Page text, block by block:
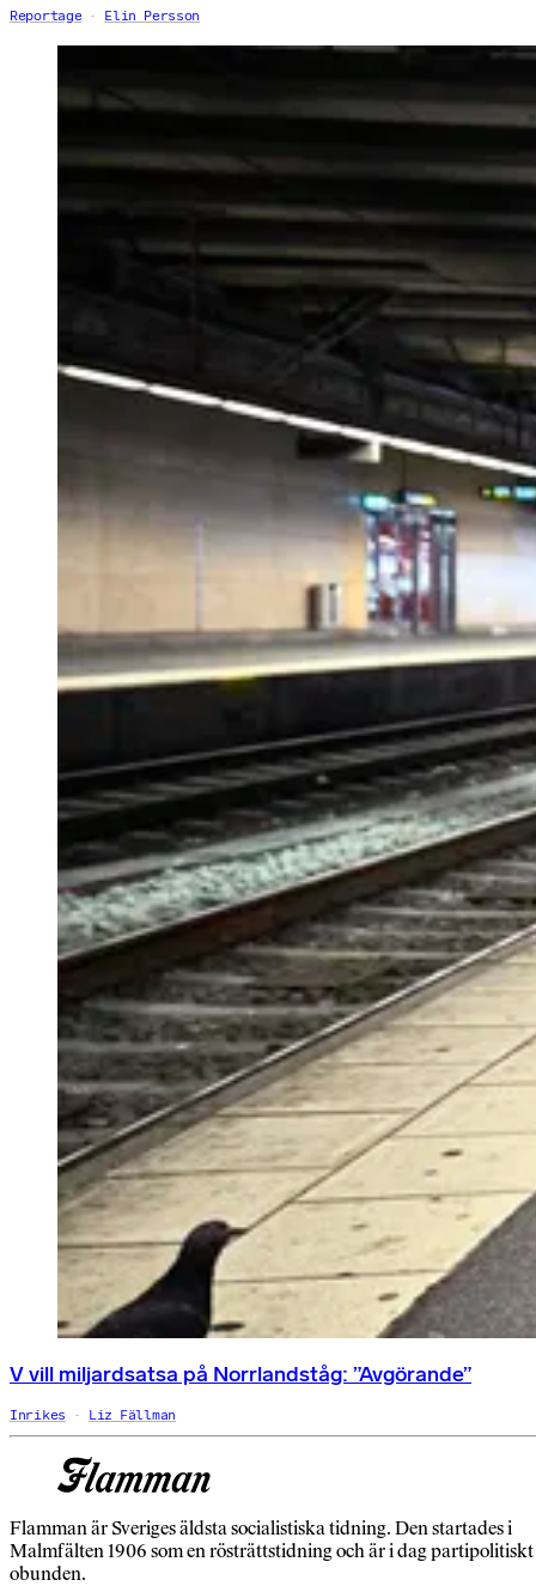
Reportage Elin Persson
V vill miljardsatsa på Norrlandståg: ”Avgörande”
Inrikes Liz Fällman
Flamman är Sveriges äldsta socialistiska tidning. Den startades i
Malmfälten 1906 som en rösträttstidning och är i dag partipolitiskt
obunden.